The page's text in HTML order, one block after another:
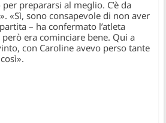
prepararsi al meglio. C’è da
«Sì, sono consapevole di non aver
– ha confermato l’atleta
era cominciare bene. Qui a
con Caroline avevo perso tante